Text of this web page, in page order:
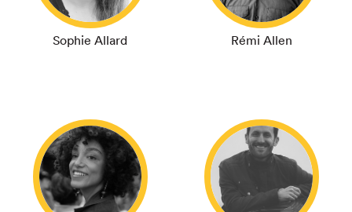
Sophie Allard Rémi Allen